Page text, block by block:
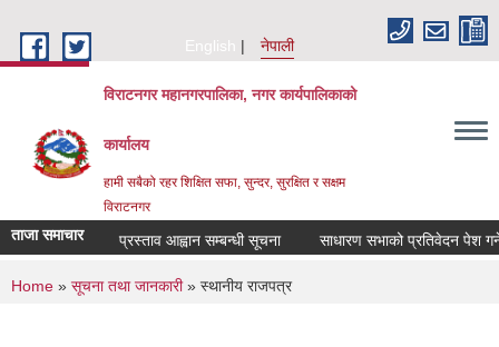
English
नेपाली
विराटनगर महानगरपालिका, नगर कार्यपालिकाको
कार्यालय
हामी सबैको रहर शिक्षित सफा, सुन्दर, सुरक्षित र सक्षम
विराटनगर
ताजा समाचार प्रस्ताव आह्वान सम्बन्धी सूचना साधारण सभाको प्रतिवेदन पेश
You are here
Home » सूचना तथा जानकारी» स्थानीय राजपत्र